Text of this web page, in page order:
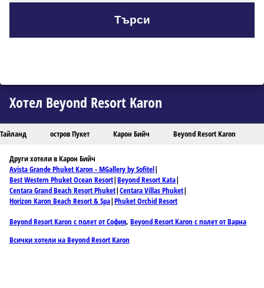
Търси
Хотел Beyond Resort Karon
Beyond Resort Karon
Карон Бийч
остров Пукет
Тайланд
Други хотели в Карон Бийч
Avista Grande Phuket Karon - MGallery by Sofitel
Best Western Phuket Ocean Resort Beyond Resort Kata
Centara Grand Beach Resort Phuket Centara Villas Phuket
Horizon Karon Beach Resort & Spa Phuket Orchid Resort
Beyond Resort Karon с полет от София, Beyond Resort Karon с полет от Варна
Всички хотели на Beyond Resort Karon